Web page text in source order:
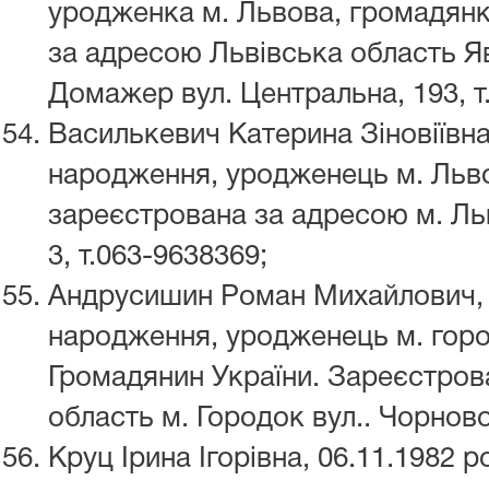
уродженка м. Львова,
за адресою Львівська область
Домажер вул. Центральна, 193,
Василькевич Катерина
народження, уродженець м.
зареєстрована за адресою м.
3, т.063-9638369;
Андрусишин Роман Михайлович,
народження, уродженець м.
Громадянин України.
область м. Городок вул..
Круц Ірина Ігорівна, 06.11.1982